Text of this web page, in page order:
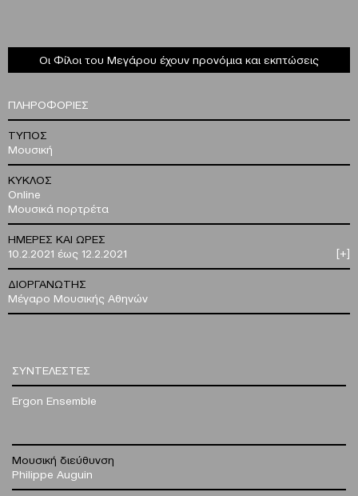
Οι Φίλοι του Μεγάρου έχουν προνόμια και εκπτώσεις
ΠΛΗΡΟΦΟΡΙΕΣ
ΤΥΠΟΣ
Μουσική
ΚΥΚΛΟΣ
Online
Μουσικά πορτρέτα
ΗΜΕΡΕΣ ΚΑΙ ΩΡΕΣ
10.2.2021 έως 12.2.2021
[+]
ΔΙΟΡΓΑΝΩΤΗΣ
Μέγαρο Μουσικής Αθηνών
ΣΥΝΤΕΛΕΣΤΕΣ
Ergon Ensemble
Μουσική διεύθυνση
Philippe Auguin